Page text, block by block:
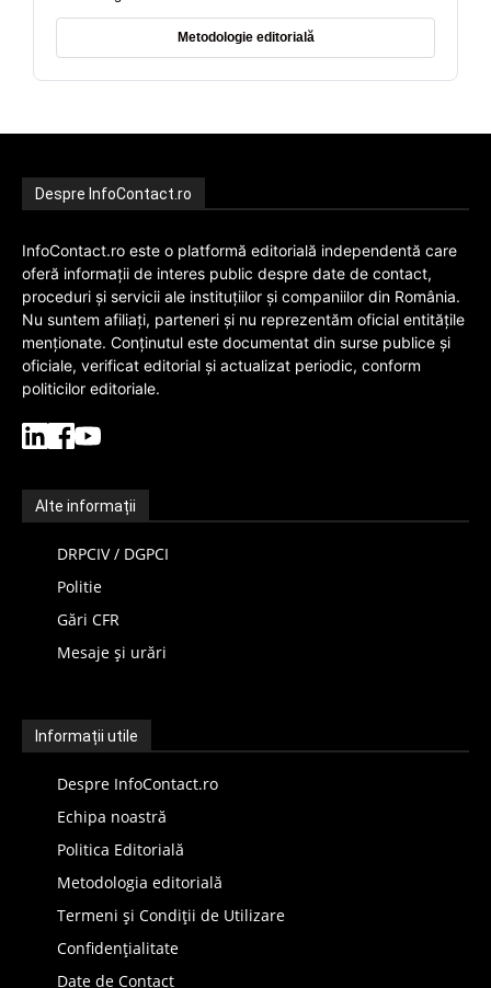
Metodologie editorială
Despre InfoContact.ro
InfoContact.ro este o platformă editorială independentă care
oferă informații de interes public despre date de contact,
proceduri și servicii ale instituțiilor și companiilor din România.
Nu suntem afiliați, parteneri și nu reprezentăm oficial entitățile
menționate. Conținutul este documentat din surse publice și
oficiale, verificat editorial și actualizat periodic, conform
politicilor editoriale.
Alte informații
DRPCIV / DGPCI
Politie
Gări CFR
Mesaje și urări
Informații utile
Despre InfoContact.ro
Echipa noastră
Politica Editorială
Metodologia editorială
Termeni și Condiții de Utilizare
Confidențialitate
Date de Contact